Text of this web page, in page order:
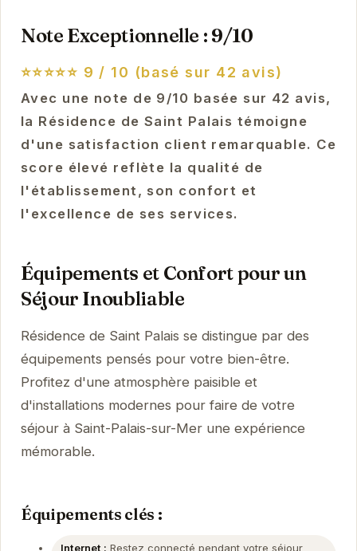
Note Exceptionnelle : 9/10
⭐⭐⭐⭐⭐ 9 / 10 (basé sur 42 avis)
Avec une note de 9/10 basée sur 42 avis,
la Résidence de Saint Palais témoigne
d'une satisfaction client remarquable. Ce
score élevé reflète la qualité de
l'établissement, son confort et
l'excellence de ses services.
Équipements et Confort pour un
Séjour Inoubliable
Résidence de Saint Palais se distingue par des
équipements pensés pour votre bien-être.
Profitez d'une atmosphère paisible et
d'installations modernes pour faire de votre
séjour à Saint-Palais-sur-Mer une expérience
mémorable.
Équipements clés :
Internet : Restez connecté pendant votre séjour